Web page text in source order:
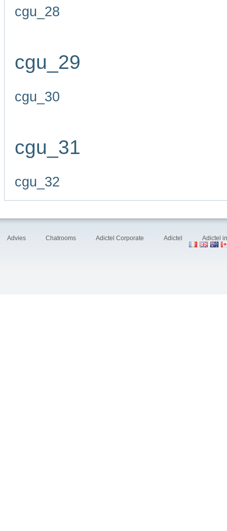
cgu_28
cgu_29
cgu_30
cgu_31
cgu_32
Advies Chatrooms Adictel Corporate Adictel Adictel